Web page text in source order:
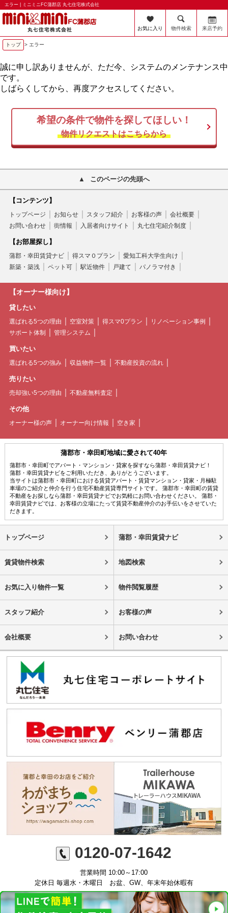
エラー | ミニミニFC蒲郡店 丸七住宅株式会社
お気に入り 物件検索 来店予約
トップ > エラー
誠に申し訳ありませんが、ただ今、システムのメンテナンス中
です。
しばらくしてから、再度アクセスしてください。
希望の条件で物件を探してほしい！
物件リクエストはこちらから
このページの先頭へ
【コンテンツ】
トップページ お知らせ スタッフ紹介 お客様の声
会社概要
お問い合わせ
街情報 入居者向けサイト 丸七住宅紹介制度
【お部屋探し】
蒲郡・幸田賃貸ナビ 得スマ０プラン
愛知工科大学生向け
新築・築浅
ペット可 駅近物件 戸建て パノラマ付き
【オーナー様向け】
貸したい
選ばれる5つの理由 空室対策 得スマ0プラン
リノベーション事例
サポート体制
管理システム
買いたい
選ばれる5つの強み 収益物件一覧 不動産投資の流れ
売りたい
売却強い5つの理由 不動産無料査定
その他
オーナー様の声 オーナー向け情報 空き家
蒲郡市・幸田町地域に愛されて40年
蒲郡市・幸田町でアパート・マンション・貸家を探すなら蒲郡・幸田賃貸ナビ！
蒲郡・幸田賃貸ナビをご利用いただき、ありがとうございます。
当サイトは蒲郡市・幸田町における賃貸アパート・賃貸マンション・貸家・月極駐
車場のご紹介と仲介を行う住宅不動産賃貸専門サイトです。 蒲郡市・幸田町の賃貸
不動産をお探しなら蒲郡・幸田賃貸ナビでお気軽にお問い合わせください。 蒲郡・
幸田賃貸ナビでは、お客様の立場にたって賃貸不動産仲介のお手伝いをさせていた
だきます。
トップページ 蒲郡・幸田賃貸ナビ
賃貸物件検索 地図検索
お気に入り物件一覧 物件閲覧履歴
スタッフ紹介 お客様の声
会社概要 お問い合わせ
0120-07-1642
営業時間 10:00～17:00
定休日 毎週水・木曜日 お盆、GW、年末年始休暇有